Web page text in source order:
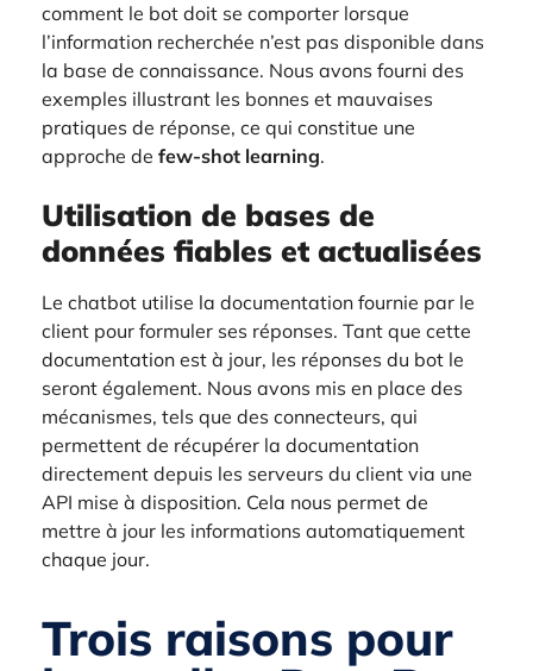
comment le bot doit se comporter lorsque
l’information recherchée n’est pas disponible dans
la base de connaissance. Nous avons fourni des
exemples illustrant les bonnes et mauvaises
pratiques de réponse, ce qui constitue une
approche de few-shot learning.
Utilisation de bases de
données fiables et actualisées
Le chatbot utilise la documentation fournie par le
client pour formuler ses réponses. Tant que cette
documentation est à jour, les réponses du bot le
seront également. Nous avons mis en place des
mécanismes, tels que des connecteurs, qui
permettent de récupérer la documentation
directement depuis les serveurs du client via une
API mise à disposition. Cela nous permet de
mettre à jour les informations automatiquement
chaque jour.
Trois raisons pour